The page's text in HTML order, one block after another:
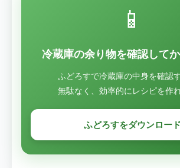
📱
冷蔵庫の余り物を確認して
ふどろすで冷蔵庫の中身を確認す
無駄なく、効率的にレシピを作れ
ふどろすをダウンロード